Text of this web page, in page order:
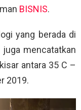
BISNIS.
yang berada di
juga mencatatkan
antara 35 C –
2019.